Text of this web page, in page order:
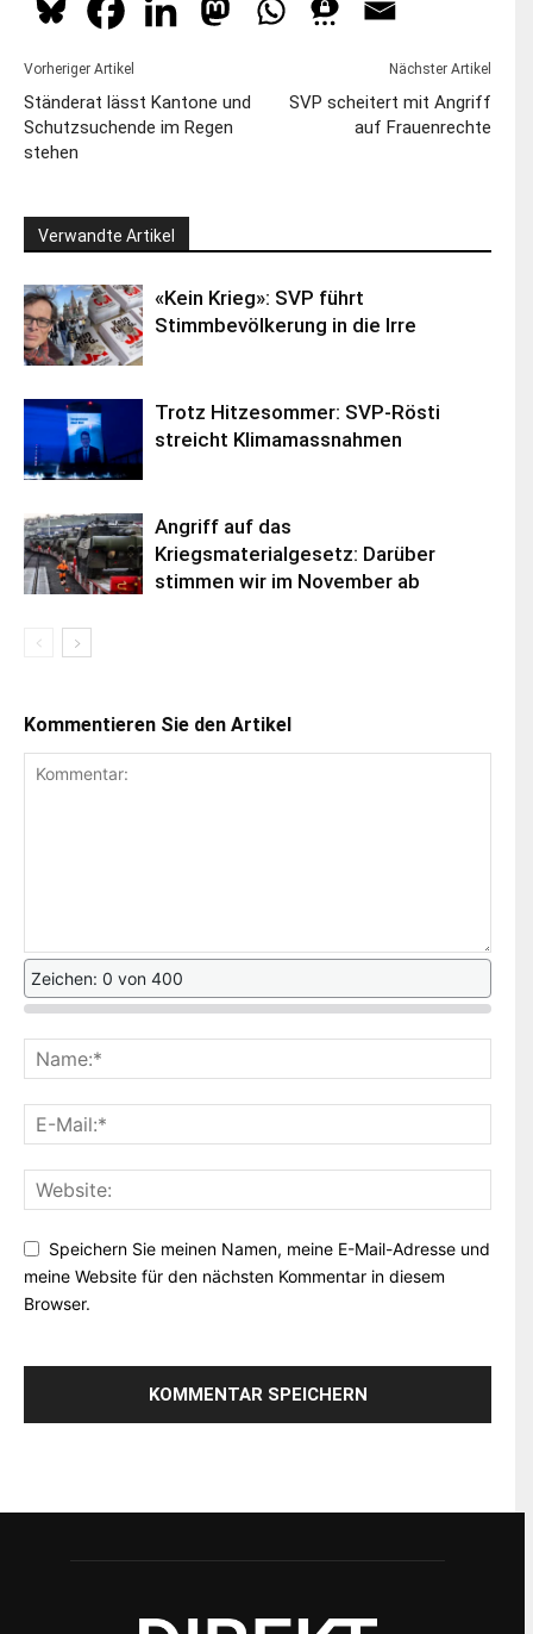
Vorheriger Artikel
Ständerat lässt Kantone und
Schutzsuchende im Regen
stehen
Nächster Artikel
SVP scheitert mit Angriff
auf Frauenrechte
Verwandte Artikel
«Kein Krieg»: SVP führt
Stimmbevölkerung in die Irre
Trotz Hitzesommer: SVP-Rösti
streicht Klimamassnahmen
Angriff auf das
Kriegsmaterialgesetz: Darüber
stimmen wir im November ab
Kommentieren Sie den Artikel
Zeichen: 0 von 400
Speichern Sie meinen Namen, meine E-Mail-Adresse und
meine Website für den nächsten Kommentar in diesem
Browser.